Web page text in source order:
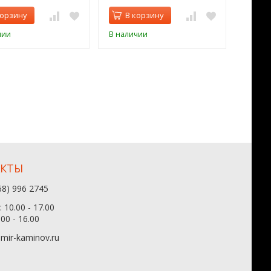
В корзину
В наличии
996 2745
10.00 - 17.00
- 16.00
kaminov.ru